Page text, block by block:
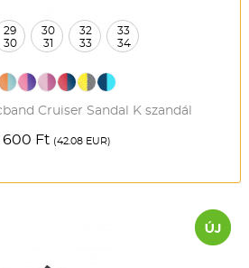
Cruiser Sandal K szandál
600 Ft (42.08 EUR)
29
30
30
31
32
33
33
34